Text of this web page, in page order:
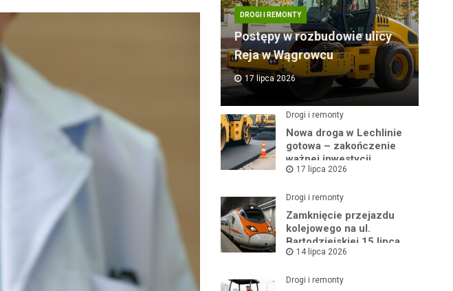
DROGI I REMONTY
Postępy w rozbudowie ulicy
Reja w Wągrowcu
17 lipca 2026
Drogi i remonty
Nowa droga w Lechlinie
gotowa – zakończenie
ważnej inwestycji
powiatowej
17 lipca 2026
Drogi i remonty
Zamknięcie przejazdu
kolejowego na ul.
Bartodziejskiej 15 lipca
2026 r.
14 lipca 2026
Drogi i remonty